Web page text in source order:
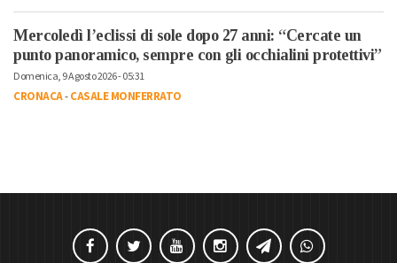
Mercoledì l’eclissi di sole dopo 27 anni: “Cercate un
punto panoramico, sempre con gli occhialini protettivi”
Domenica, 9 Agosto 2026 - 05:31
CRONACA-CASALE MONFERRATO